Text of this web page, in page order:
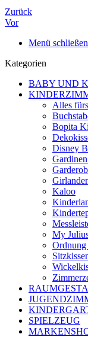
Zurück
Vor
Menü schließen
Kategorien
BABY UND
Alles
Bopita
Disney
Kaloo
My
SPIELZEUG